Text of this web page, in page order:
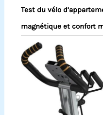
Test du vélo
magnétique et confort